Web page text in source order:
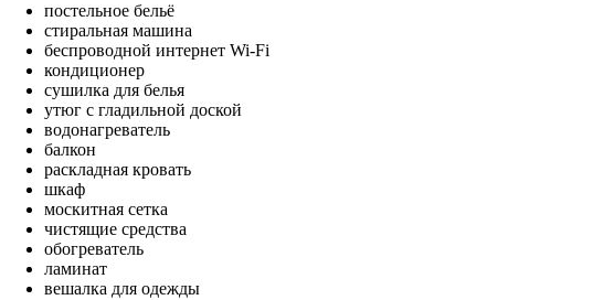
постельное бельё
стиральная машина
беспроводной интернет Wi-Fi
кондиционер
сушилка для белья
утюг с гладильной доской
водонагреватель
балкон
раскладная кровать
шкаф
москитная сетка
чистящие средства
обогреватель
ламинат
вешалка для одежды